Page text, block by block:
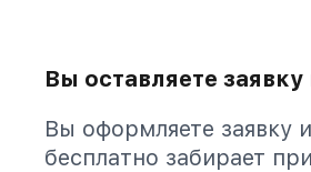
Вы оставляете
Вы оформляете заявку
бесплатно забирает